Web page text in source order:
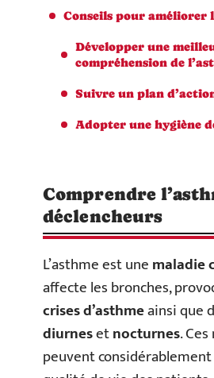
Conseils pour améliorer
Développer une
compréhension de
Suivre un plan
Adopter une hygiène
Comprendre
déclencheurs
L’asthme est unemaladie
affecte les bronches,
crises d’asthmeainsi que
diurnesetnocturnes.
peuvent